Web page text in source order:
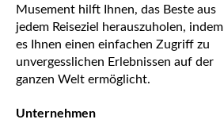
Musement hilft Ihnen, das Beste aus
jedem Reiseziel herauszuholen, indem
es Ihnen einen einfachen Zugriff zu
unvergesslichen Erlebnissen auf der
ganzen Welt ermöglicht.
Unternehmen